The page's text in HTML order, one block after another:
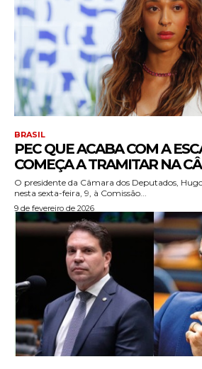
BRASIL
PEC QUE ACABA COM A
COMEÇA A TRAMITAR NA
O presidente da Câmara dos Deputados,
nesta sexta-feira, 9, à Comissão...
9 de fevereiro de 2026